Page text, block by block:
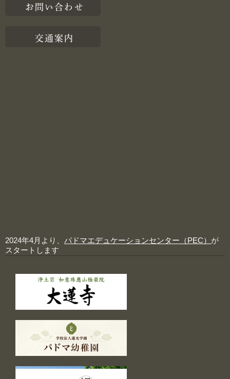
お問い合わせ
交通案内
2024年4月より、 パドマエデュケーションセンター（PEC） が
スタートします